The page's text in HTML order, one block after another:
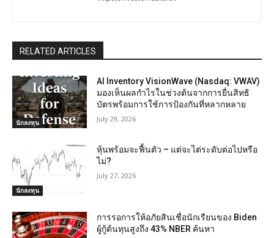
RELATED ARTICLES
นักลงทุน
AI Inventory VisionWave (Nasdaq: VWAV)
มองเห็นผลกำไรในช่วงต้นจากการยื่นสิทธิ
บัตรพร้อมการใช้การป้องกันที่หลากหลาย
July 29, 2026
นักลงทุน
หุ้นพร้อมจะฟื้นตัว – แต่จะไต่ระดับต่อไปหรือ
ไม่?
July 27, 2026
การรอการให้อภัยสินเชื่อนักเรียนของ Biden
ผู้กู้ต้นทุนสูงถึง 43% NBER ค้นหา